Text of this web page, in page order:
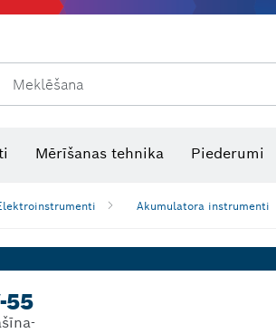
Meklēšana
Mērīšanas tehnika Piederumi
Akumulatora instrumenti
55